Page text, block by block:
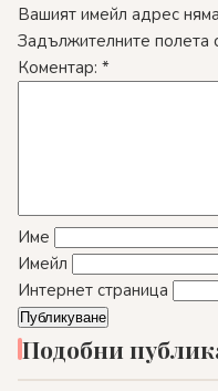
Вашият имейл адрес
Задължителните полета
Коментар: *
Име
Имейл
Интернет страница
Подобни